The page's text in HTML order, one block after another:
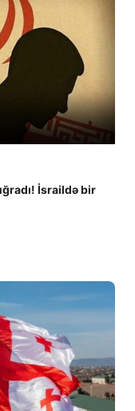
İsraildə bir